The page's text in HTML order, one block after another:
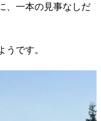
、一本の見事なしだ
うです。